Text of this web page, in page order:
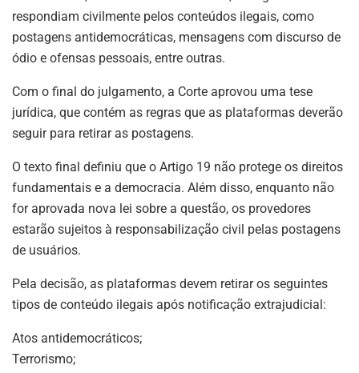
respondiam civilmente pelos conteúdos ilegais, como
postagens antidemocráticas, mensagens com discurso de
ódio e ofensas pessoais, entre outras.
Com o final do julgamento, a Corte aprovou uma tese
jurídica, que contém as regras que as plataformas deverão
seguir para retirar as postagens.
O texto final definiu que o Artigo 19 não protege os direitos
fundamentais e a democracia. Além disso, enquanto não
for aprovada nova lei sobre a questão, os provedores
estarão sujeitos à responsabilização civil pelas postagens
de usuários.
Pela decisão, as plataformas devem retirar os seguintes
tipos de conteúdo ilegais após notificação extrajudicial:
Atos antidemocráticos;
Terrorismo;